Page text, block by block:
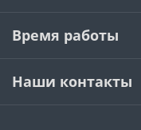
Время работы
Наши контакты